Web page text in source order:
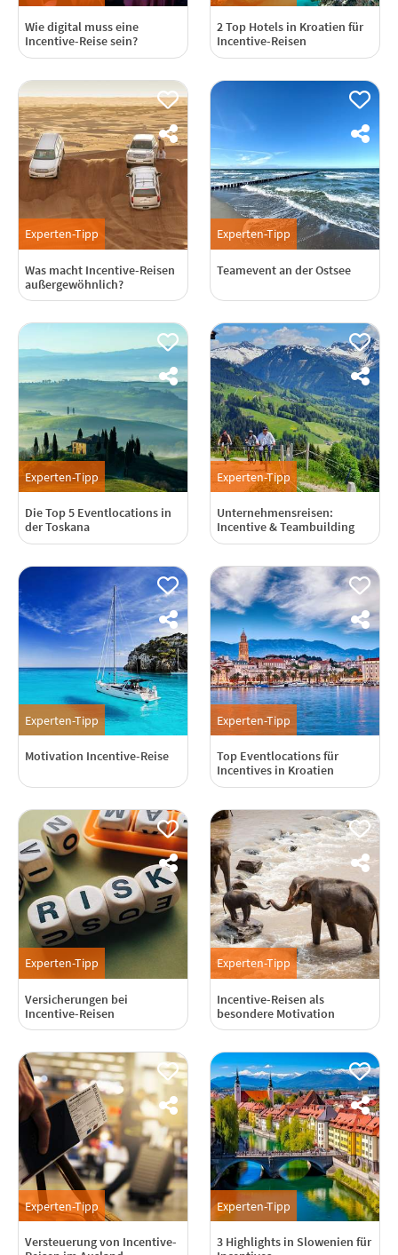
Wie digital muss eine
Incentive-Reise sein?
2 Top Hotels in Kroatien für
Incentive-Reisen
Experten-Tipp
Was macht Incentive-Reisen
außergewöhnlich?
Experten-Tipp
Teamevent an der Ostsee
Experten-Tipp
Die Top 5 Eventlocations in
der Toskana
Experten-Tipp
Unternehmensreisen:
Incentive & Teambuilding
Experten-Tipp
Motivation Incentive-Reise
Experten-Tipp
Top Eventlocations für
Incentives in Kroatien
Experten-Tipp
Versicherungen bei
Incentive-Reisen
Experten-Tipp
Incentive-Reisen als
besondere Motivation
Experten-Tipp
Versteuerung von Incentive-
Experten-Tipp
3 Highlights in Slowenien für